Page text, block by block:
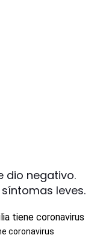
dio negativo.
leves.
coronavirus